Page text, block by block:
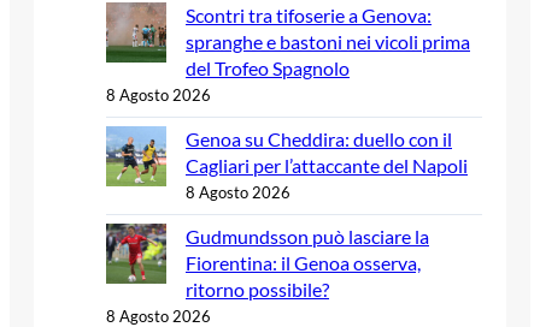
Scontri tra tifoserie a Genova:
spranghe e bastoni nei vicoli prima
del Trofeo Spagnolo
8 Agosto 2026
Genoa su Cheddira: duello con il
Cagliari per l’attaccante del Napoli
8 Agosto 2026
Gudmundsson può lasciare la
Fiorentina: il Genoa osserva,
ritorno possibile?
8 Agosto 2026